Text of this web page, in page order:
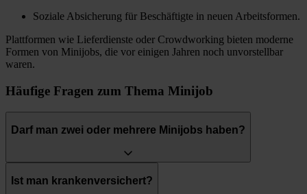
Soziale Absicherung für Beschäftigte in neuen Arbeitsformen.
Plattformen wie Lieferdienste oder Crowdworking bieten moderne
Formen von Minijobs, die vor einigen Jahren noch unvorstellbar
waren.
Häufige Fragen zum Thema Minijob
Darf man zwei oder mehrere Minijobs haben?
Ist man krankenversichert?